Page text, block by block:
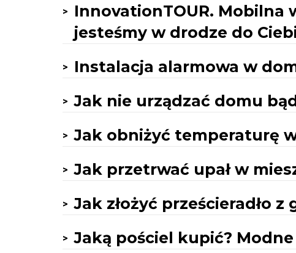
InnovationTOUR. Mobilna
jesteśmy w drodze do
Instalacja alarmowa w
Jak nie urządzać domu
Jak obniżyć temperaturę
Jak przetrwać upał w
Jak złożyć prześcieradło z
Jaką pościel kupić?